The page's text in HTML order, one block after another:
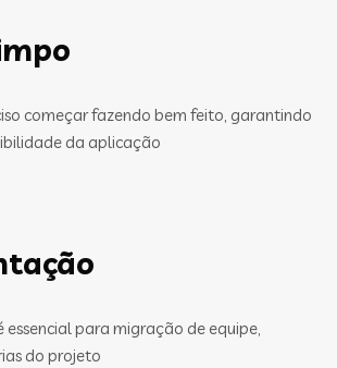
começar fazendo bem feito, garantindo
da aplicação
para migração de equipe,
do projeto